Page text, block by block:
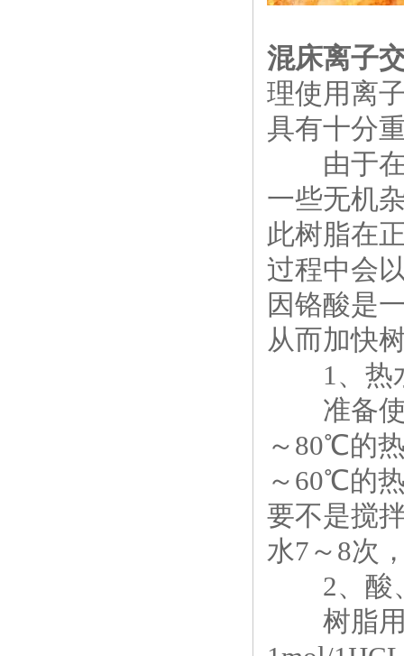
混床离子
理使用离
具有十分
由于在
一些无机
此树脂在
过程中会
因铬酸是
从而加快
1、热
准备使
～80℃的
～60℃的
要不是搅
水7～8次
2、酸
树脂用